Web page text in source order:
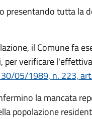
presentando tutta la
il Comune fa
verificare
05/1989, n. 223,
la mancata
popolazione